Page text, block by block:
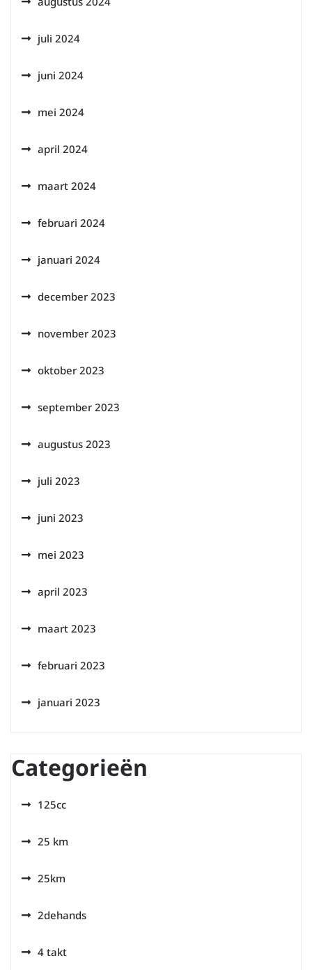
juli 2024
juni 2024
mei 2024
april 2024
maart 2024
februari 2024
januari 2024
december 2023
november 2023
oktober 2023
september 2023
augustus 2023
juli 2023
juni 2023
mei 2023
april 2023
maart 2023
februari 2023
januari 2023
Categorieën
125cc
25 km
25km
2dehands
4 takt